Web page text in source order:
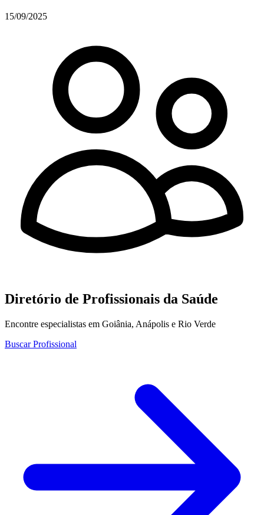
15/09/2025
Diretório de Profissionais da Saúde
Encontre especialistas em Goiânia, Anápolis e Rio Verde
Buscar Profissional